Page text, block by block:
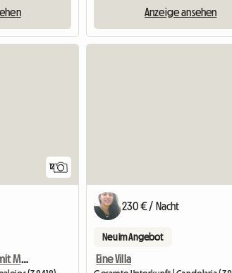
Anzeige ansehen
12
Gemütliche Wohnung mit Meerblick
230 € / Nacht
Neu im Angebot
Eine Villa